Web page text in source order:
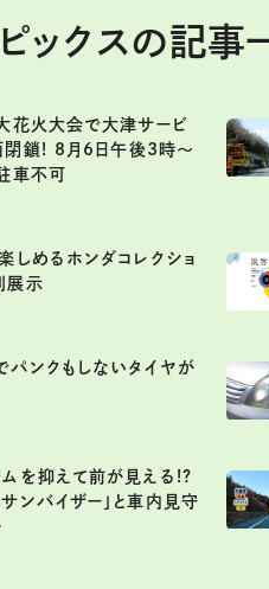
ックスの記事
花火大会で大津サービ
閉鎖! 8月6日午後3時～
車不可
しめるホンダコレクショ
展示
パンクもしないタイヤが
ムを抑えて前が見える!?
ンバイザー」と車内見守